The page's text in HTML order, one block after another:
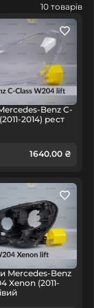
10 товарів
Benz C-
2014) рест
1640.00 ₴
Mercedes-Benz
Xenon (2011-